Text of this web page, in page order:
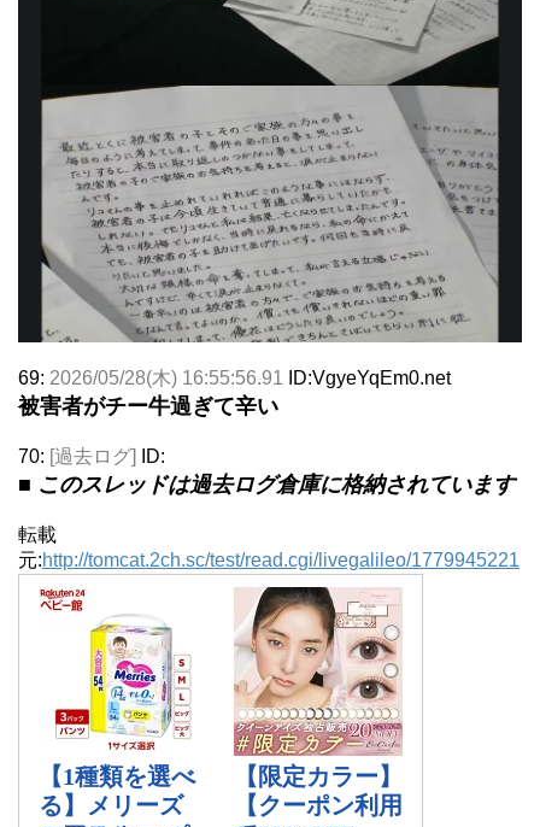
69: 2026/05/28(木) 16:55:56.91 ID:VgyeYqEm0.net
被害者がチー牛過ぎて辛い
70: [過去ログ] ID:
■ このスレッドは過去ログ倉庫に格納されています
転載
元:http://tomcat.2ch.sc/test/read.cgi/livegalileo/1779945221